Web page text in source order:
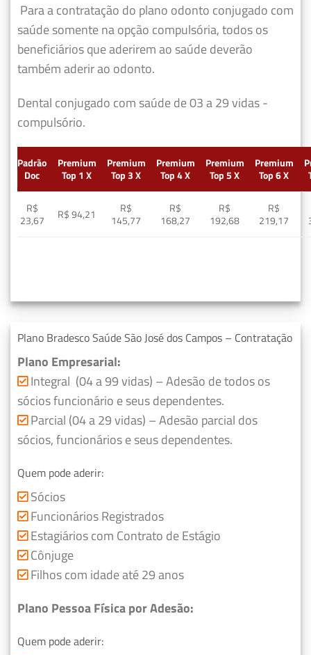
Para a contratação do plano odonto conjugado com
saúde somente na opção compulsória, todos os
beneficiários que aderirem ao saúde deverão
também aderir ao odonto.
Dental conjugado com saúde de 03 a 29 vidas -
compulsório.
Padrão
Doc
Premium
Top 1 X
Premium
Top 3 X
Premium
Top 4 X
Premium
Top 5 X
Premium
Top 6 X
R$
23,67
R$ 94,21
R$
145,77
R$
168,27
R$
192,68
R$
219,17
Plano Bradesco Saúde São José dos Campos – Contratação
Plano Empresarial:
Integral (04 a 99 vidas) – Adesão de todos os
sócios funcionário e seus dependentes.
Parcial (04 a 29 vidas) – Adesão parcial dos
sócios, funcionários e seus dependentes.
Quem pode aderir:
Sócios
Funcionários Registrados
Estagiários com Contrato de Estágio
Cônjuge
Filhos com idade até 29 anos
Plano Pessoa Física por Adesão:
Quem pode aderir: